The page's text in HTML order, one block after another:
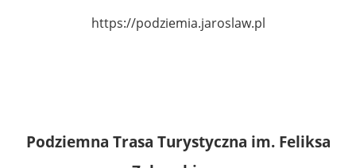
https://podziemia.jaroslaw.pl
Podziemna Trasa Turystyczna im. Feliksa